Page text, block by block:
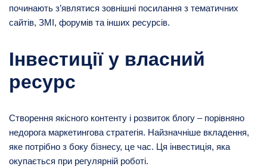
починають з’являтися зовнішні посилання з тематичних
сайтів, ЗМІ, форумів та інших ресурсів.
Інвестиції у власний
ресурс
Створення якісного контенту і розвиток блогу – порівняно
недорога маркетингова стратегія. Найзначніше вкладення,
яке потрібно з боку бізнесу, це час. Ця інвестиція, яка
окупається при регулярній роботі.